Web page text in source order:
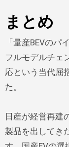
まとめ
「量産BEVの
フルモデルチェ
応という当代屈
た。
日産が経営再建
製品を出してき